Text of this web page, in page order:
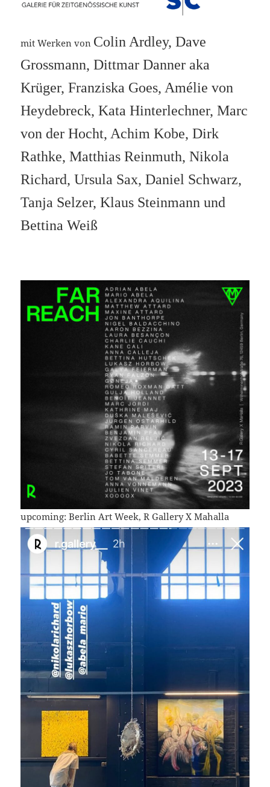
mit Werken von Colin Ardley, Dave
Grossmann, Dittmar Danner aka
Krüger, Franziska Goes, Amélie von
Heydebreck, Kata Hinterlechner, Marc
von der Hocht, Achim Kobe, Dirk
Rathke, Matthias Reinmuth, Nikola
Richard, Ursula Sax, Daniel Schwarz,
Tanja Selzer, Klaus Steinmann und
Bettina Weiß
upcoming: Berlin Art Week, R Gallery X Mahalla